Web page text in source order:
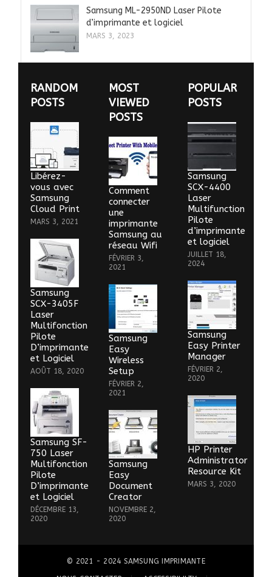
Samsung ML-2950ND Laser Pilote
d’imprimante et logiciel
MARS 3, 2023
RANDOM
POSTS
Libérez-
vous avec
Samsung
Cloud Print
MARS 3, 2021
Samsung
SCX-3405F
Laser
Multifonction
Pilote
D’imprimante
et Logiciel
AOÛT 18, 2020
Samsung SF-
750 Laser
Multifonction
Pilote
D’imprimante
et Logiciel
DÉCEMBRE 13,
2020
MOST
VIEWED
POSTS
Comment
connecter
une
imprimante
Samsung au
réseau Wifi
FÉVRIER 3,
2021
Samsung
Easy
Wireless
Setup
FÉVRIER 2,
2021
Samsung
Easy
Document
Creator
NOVEMBRE 2,
2020
POPULAR
POSTS
Samsung
SCX-4400
Laser
Multifunction
Pilote
d’imprimante
et logiciel
JUILLET 18,
2024
Samsung
Easy Printer
Manager
FÉVRIER 2,
2020
HP Printer
Administrator
Resource Kit
MARS 3, 2020
© 2021 - 2024 SAMSUNG IMPRIMANTE